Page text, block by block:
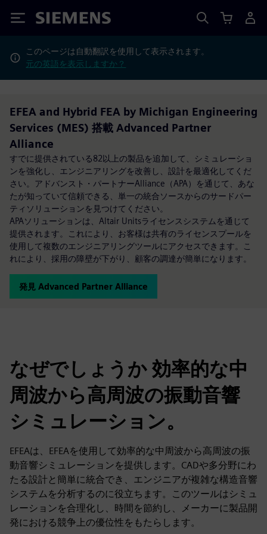
Siemens
このページは自動翻訳を使用して表示されます。
元の英語を表示しますか？
EFEA and Hybrid FEA by Michigan Engineering
Services (MES) 搭載 Advanced Partner
Alliance
すでに提供されている82以上の製品を追加して、シミュレーショ
ンを強化し、エンジニアリングを改善し、設計を最適化してくだ
さい。アドバンスト・パートナーAlliance（APA）を通じて、あな
たが知っていて信頼できる、単一の統合ソースからのサードパー
ティソリューションを見つけてください。
APAソリューションは、Altair Unitsライセンスシステムを通じて
提供されます。これにより、お客様は共有のライセンスプールを
使用して複数のエンジニアリングツールにアクセスできます。こ
れにより、採用の障壁が下がり、顧客の調達が簡単になります。
発見 Advanced Partner Alliance
なぜでしょうか 効率的な中
周波から高周波の振動音響
シミュレーション。
EFEAは、EFEAを使用して効率的な中周波から高周波の振
動音響シミュレーションを提供します。CADや多分野にわ
たる設計と簡単に統合でき、エンジニアが複雑な構造音響
システムを分析するのに役立ちます。このツールはシミュ
レーションを合理化し、時間を節約し、メーカーに製品開
発における競争上の優位性をもたらします。